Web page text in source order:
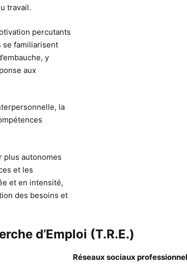
travail.
percutants
se familiarisent
y
aux
la
plus autonomes
et les
et en intensité,
des besoins et
d’Emploi (T.R.E.)
Réseaux sociaux